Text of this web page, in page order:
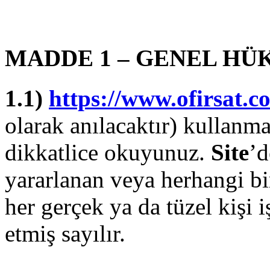
MADDE 1 – GENEL
1.1) https://
olarak anılacaktır)
dikkatlice okuyunuz. Site
yararlanan veya herhangi
her gerçek ya da tüzel kişi
etmiş sayılır.